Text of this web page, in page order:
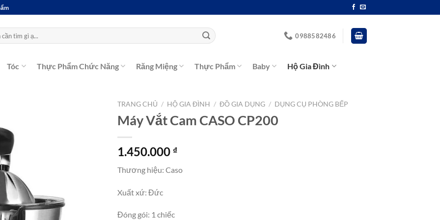
0988582486
Tóc Thực Phẩm Chức Năng Răng Miệng Thực Phẩm Baby Hộ Gia Đình
TRANG CHỦ / HỘ GIA ĐÌNH / ĐỒ GIA DỤNG / DỤNG CỤ PHÒNG BẾP
Máy Vắt Cam CASO CP200
1.450.000 ₫
Thương hiệu: Caso
Xuất xứ: Đức
Đóng gói: 1 chiếc